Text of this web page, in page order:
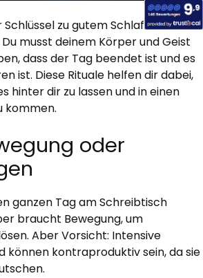
zu gutem Schlaf und somit
musst deinem Körper und Geist
dass der Tag beendet ist und es
ist. Diese Rituale helfen dir dabei,
hinter dir zu lassen und in einen
kommen.
oder
ganzen Tag am Schreibtisch
braucht Bewegung, um
Aber Vorsicht: Intensive
können kontraproduktiv sein, da sie